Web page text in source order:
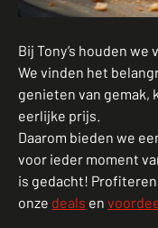
Bij Tony’s houden
We vinden het
genieten van gemak,
eerlijke prijs.
Daarom bieden we
voor ieder moment
is gedacht!
onze deals en